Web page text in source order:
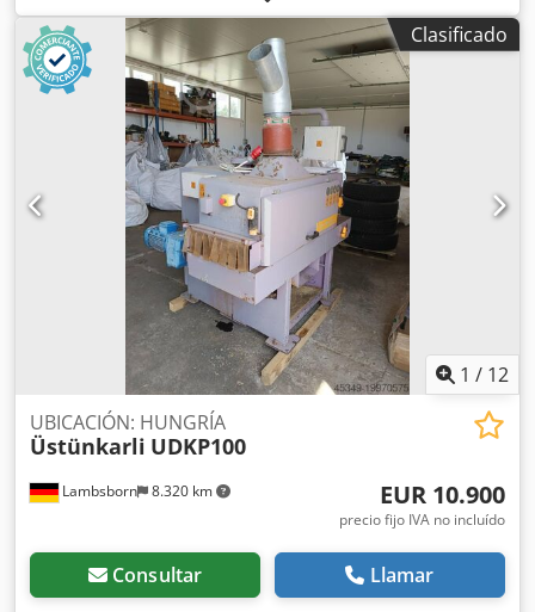
nueva y no se ha utilizado. Dkedpfx Ahjh T Ayqjyor
Clasificado
1 / 12
Lambsborn 8.320 km
UBICACIÓN: HUNGRÍA
Üstünkarli UDKP100
EUR 10.900
precio fijo IVA no incluído
Consultar Llamar